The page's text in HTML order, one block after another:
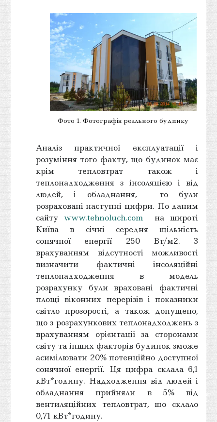
Фото 1. Фотографія реального будинку
Аналіз практичної експлуатації і
розуміння того факту, що будинок має
крім тепловтрат також і
теплонадходження з інсоляцією і від
людей, і обладнання, то були
розраховані наступні цифри. По даним
сайту www.tehnoluch.com на широті
Київа в січні середня щільність
сонячної енергії 250 Вт/м2. З
врахуванням відсутності можливості
визначити фактичні інсоляційні
теплонадходження в модель
розрахунку були враховані фактичні
площі віконних перерізів і показники
світло прозорості, а також допущено,
що з розрахункових теплонадходжень з
врахуванням орієнтації за сторонами
світу та інших факторів будинок зможе
асимілювати 20% потенційно доступної
сонячної енергії. Ця цифра склала 6,1
кВт*годину. Надходження від людей і
обладнання прийняли в 5% від
вентиляційних тепловтрат, що склало
0,71 кВт*годину.